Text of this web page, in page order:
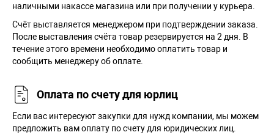
наличными накассе магазина или при получении у курьера.
Cчёт выставляется менеджером при подтверждении заказа.
После выставления счёта товар резервируется на 2 дня. В
течение этого времени необходимо оплатить товар и
сообщить менеджеру об оплате.
Оплата по счету для юрлиц
Если вас интересуют закупки для нужд компании, мы можем
предложить вам оплату по счету для юридических лиц.